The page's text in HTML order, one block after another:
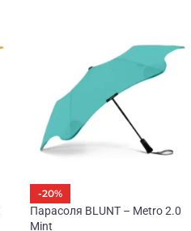
-20%
Парасоля BLUNT – Metro 2.0
Mint